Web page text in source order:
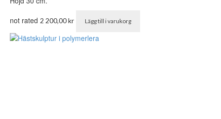
not rated 2 200,00kr Lägg till i varukorg